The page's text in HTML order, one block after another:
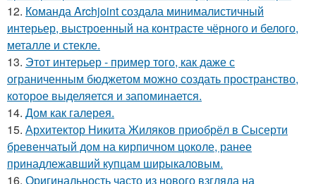
12. Команда Archjoint создала минималистичный
интерьер, выстроенный на контрасте чёрного и белого,
металле и стекле.
13. Этот интерьер - пример того, как даже с
ограниченным бюджетом можно создать пространство,
которое выделяется и запоминается.
14. Дом как галерея.
15. Архитектор Никита Жиляков приобрёл в Сысерти
бревенчатый дом на кирпичном цоколе, ранее
принадлежавший купцам ширыкаловым.
16. Оригинальность часто из нового взгляда на